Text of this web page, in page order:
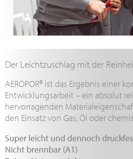
Der Leichtzuschlag mit der
AEROPOR® ist das Ergebnis einer
Entwicklungsarbeit – ein absolut
hervorragenden
den Einsatz von Gas, Öl oder
Super leicht und dennoch
Nicht brennbar (A1)